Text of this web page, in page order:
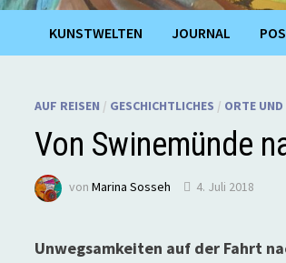
KUNSTWELTEN JOURNAL
AUF REISEN / GESCHICHTLICHES / ORTE
Von Swinemünde
vonMarina Sosseh 4. Juli 2018
Unwegsamkeiten auf der Fahrt